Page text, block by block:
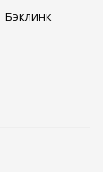
Бэклинк